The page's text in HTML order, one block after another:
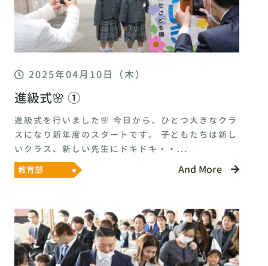
2025年04月10日（木）
進級式🌸 ①
進級式を行いました🌸 今日から、ひとつ大きなクラ
スになり新年度のスタートです。 子どもたちは新し
いクラス、新しい先生にドキドキ・・...
教育部
And More